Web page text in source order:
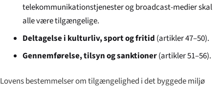
telekommunikationstjenester og broadcast-medier skal
alle være tilgængelige.
Deltagelse i kulturliv, sport og fritid (artikler 47–50).
Gennemførelse, tilsyn og sanktioner(artikler 51–56).
Lovens bestemmelser om tilgængelighed i det byggede miljø